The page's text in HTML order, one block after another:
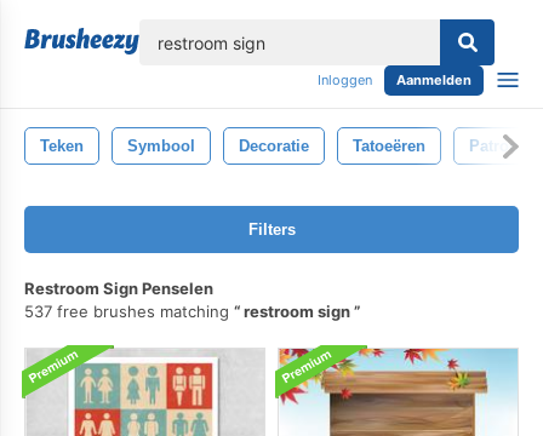
Inloggen Aanmelden
Teken Symbool Decoratie Tatoeëren Patroon
Filters
Restroom Sign Penselen
537 free brushes matching
restroom sign